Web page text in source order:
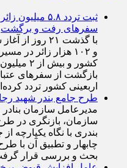
ثبت تردد ۵.۸
سفرهای رفت و برگشت
با گذشت ۲۱
و ۱۰۲ هزار زائر
بازگشت از سفرهای
اربعینی کشور تردد
طرح جامع بندر شهید
مدیرعامل سازمان بنادر
سازمان، بازنگری در
بندری با نگاه یکپارچه
چابهار و تطبیق آن با